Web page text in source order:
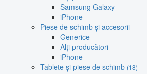
Samsung Galaxy
iPhone
Piese de schimb și accesorii
Generice
Alți producători
iPhone
Tablete și piese de schimb (18)